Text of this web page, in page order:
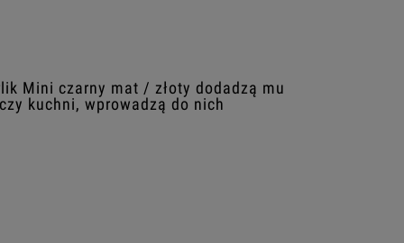
Mini czarny mat / złoty dodadzą mu
kuchni, wprowadzą do nich